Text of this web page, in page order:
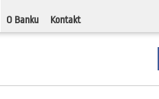
O Banku Kontakt